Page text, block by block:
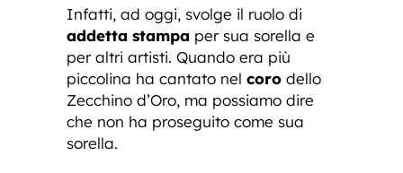
Infatti, ad oggi, svolge il ruolo di
addetta stampa per sua sorella e
per altri artisti. Quando era più
piccolina ha cantato nel coro dello
Zecchino d’Oro, ma possiamo dire
che non ha proseguito come sua
sorella.